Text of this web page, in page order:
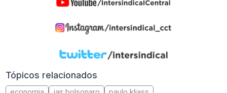
Tópicos relacionados